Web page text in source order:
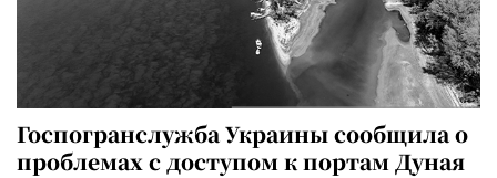
Госпогранслужба Украины сообщила о
проблемах с доступом к портам Дуная